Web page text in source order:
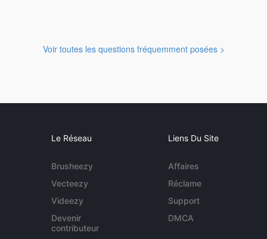
Voir toutes les questions fréquemment posées >
Le Réseau
Brusheezy
Vecteezy
Videezy
Devenir
contributeur
Liens Du Site
Affaires
Réclame
Support
DMCA